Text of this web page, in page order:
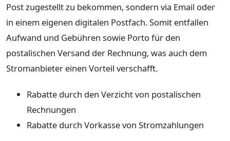
Post zugestellt zu bekommen, sondern via Email oder
in einem eigenen digitalen Postfach. Somit entfallen
Aufwand und Gebühren sowie Porto für den
postalischen Versand der Rechnung, was auch dem
Stromanbieter einen Vorteil verschafft.
Rabatte durch den Verzicht von postalischen
Rechnungen
Rabatte durch Vorkasse von Stromzahlungen